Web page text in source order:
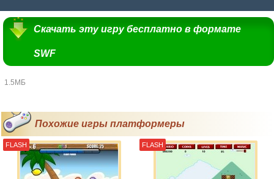
Скачать эту игру бесплатно в формате
SWF
1.5МБ
Похожие игры платформеры
FLASH FLASH